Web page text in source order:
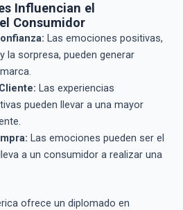
Influencian el
Consumidor
Las emociones positivas,
la sorpresa, pueden generar
Las experiencias
pueden llevar a una mayor
Las emociones pueden ser el
a un consumidor a realizar una
ofrece un diplomado en